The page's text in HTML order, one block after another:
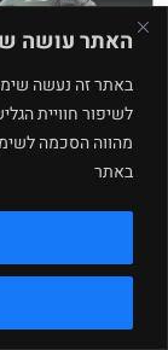
האתר עושה
לשיפור חוויית
מהווה הסכמה
באתר
Kia Rio
מחיר buy and drive
103,000 ₪
העתקת
קבלת הצעה